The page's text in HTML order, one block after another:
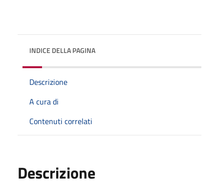
INDICE DELLA PAGINA
Descrizione
A cura di
Contenuti correlati
Descrizione